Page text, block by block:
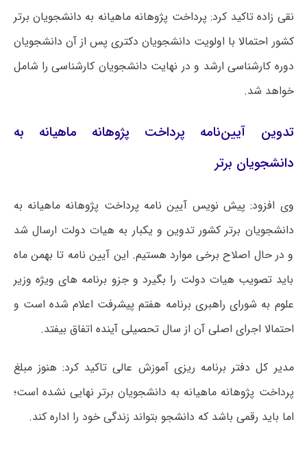
نقی زاده تاکید کرد: پرداخت پژوهانه ماهیانه به دانشجویان برتر
کشور احتمالا با اولویت دانشجویان دکتری پس از آن دانشجویان
دوره کارشناسی ارشد و در نهایت دانشجویان کارشناسی را شامل
خواهد شد.
تدوین آیین‌نامه پرداخت پژوهانه ماهیانه به
دانشجویان برتر
وی افزود: پیش نویس آیین نامه پرداخت پژوهانه ماهیانه به
دانشجویان برتر کشور تدوین و یکبار به هیات دولت ارسال شد
و در حال اصلاح برخی موارد هستیم. این آیین نامه تا بهمن ماه
باید تصویب هیات دولت را بگیرد و جزو برنامه های ویژه وزیر
علوم به شورای راهبری برنامه هفتم پیشرفت اعلام شده است و
احتمالا اجرای اصلی آن از سال تحصیلی آینده اتفاق بیفتد.
مدیر کل دفتر برنامه ریزی آموزش عالی تاکید کرد: هنوز مبلغ
پرداخت پژوهانه ماهیانه به دانشجویان برتر نهایی نشده است؛
اما باید رقمی باشد که دانشجو بتواند زندگی خود را اداره کند.